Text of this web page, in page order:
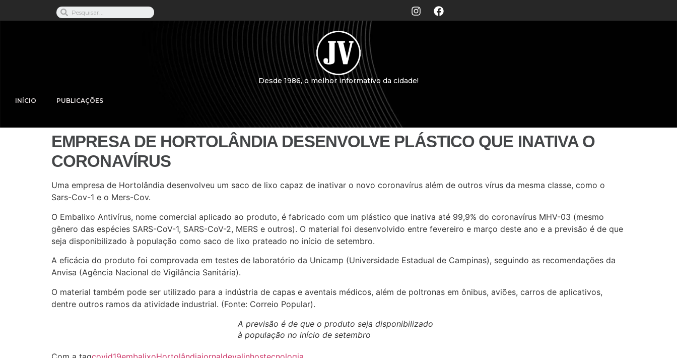
Desde 1986, o melhor informativo da cidade!
INÍCIO PUBLICAÇÕES
EMPRESA DE HORTOLÂNDIA DESENVOLVE PLÁSTICO QUE INATIVA O
CORONAVÍRUS
Uma empresa de Hortolândia desenvolveu um saco de lixo capaz de inativar o novo coronavírus além de outros vírus da mesma classe, como o
Sars-Cov-1 e o Mers-Cov.
O Embalixo Antivírus, nome comercial aplicado ao produto, é fabricado com um plástico que inativa até 99,9% do coronavírus MHV-03 (mesmo
gênero das espécies SARS-CoV-1, SARS-CoV-2, MERS e outros). O material foi desenvolvido entre fevereiro e março deste ano e a previsão é de que
seja disponibilizado à população como saco de lixo prateado no início de setembro.
A eficácia do produto foi comprovada em testes de laboratório da Unicamp (Universidade Estadual de Campinas), seguindo as recomendações da
Anvisa (Agência Nacional de Vigilância Sanitária).
O material também pode ser utilizado para a indústria de capas e aventais médicos, além de poltronas em ônibus, aviões, carros de aplicativos,
dentre outros ramos da atividade industrial. (Fonte: Correio Popular).
A previsão é de que o produto seja disponibilizado
à população no início de setembro